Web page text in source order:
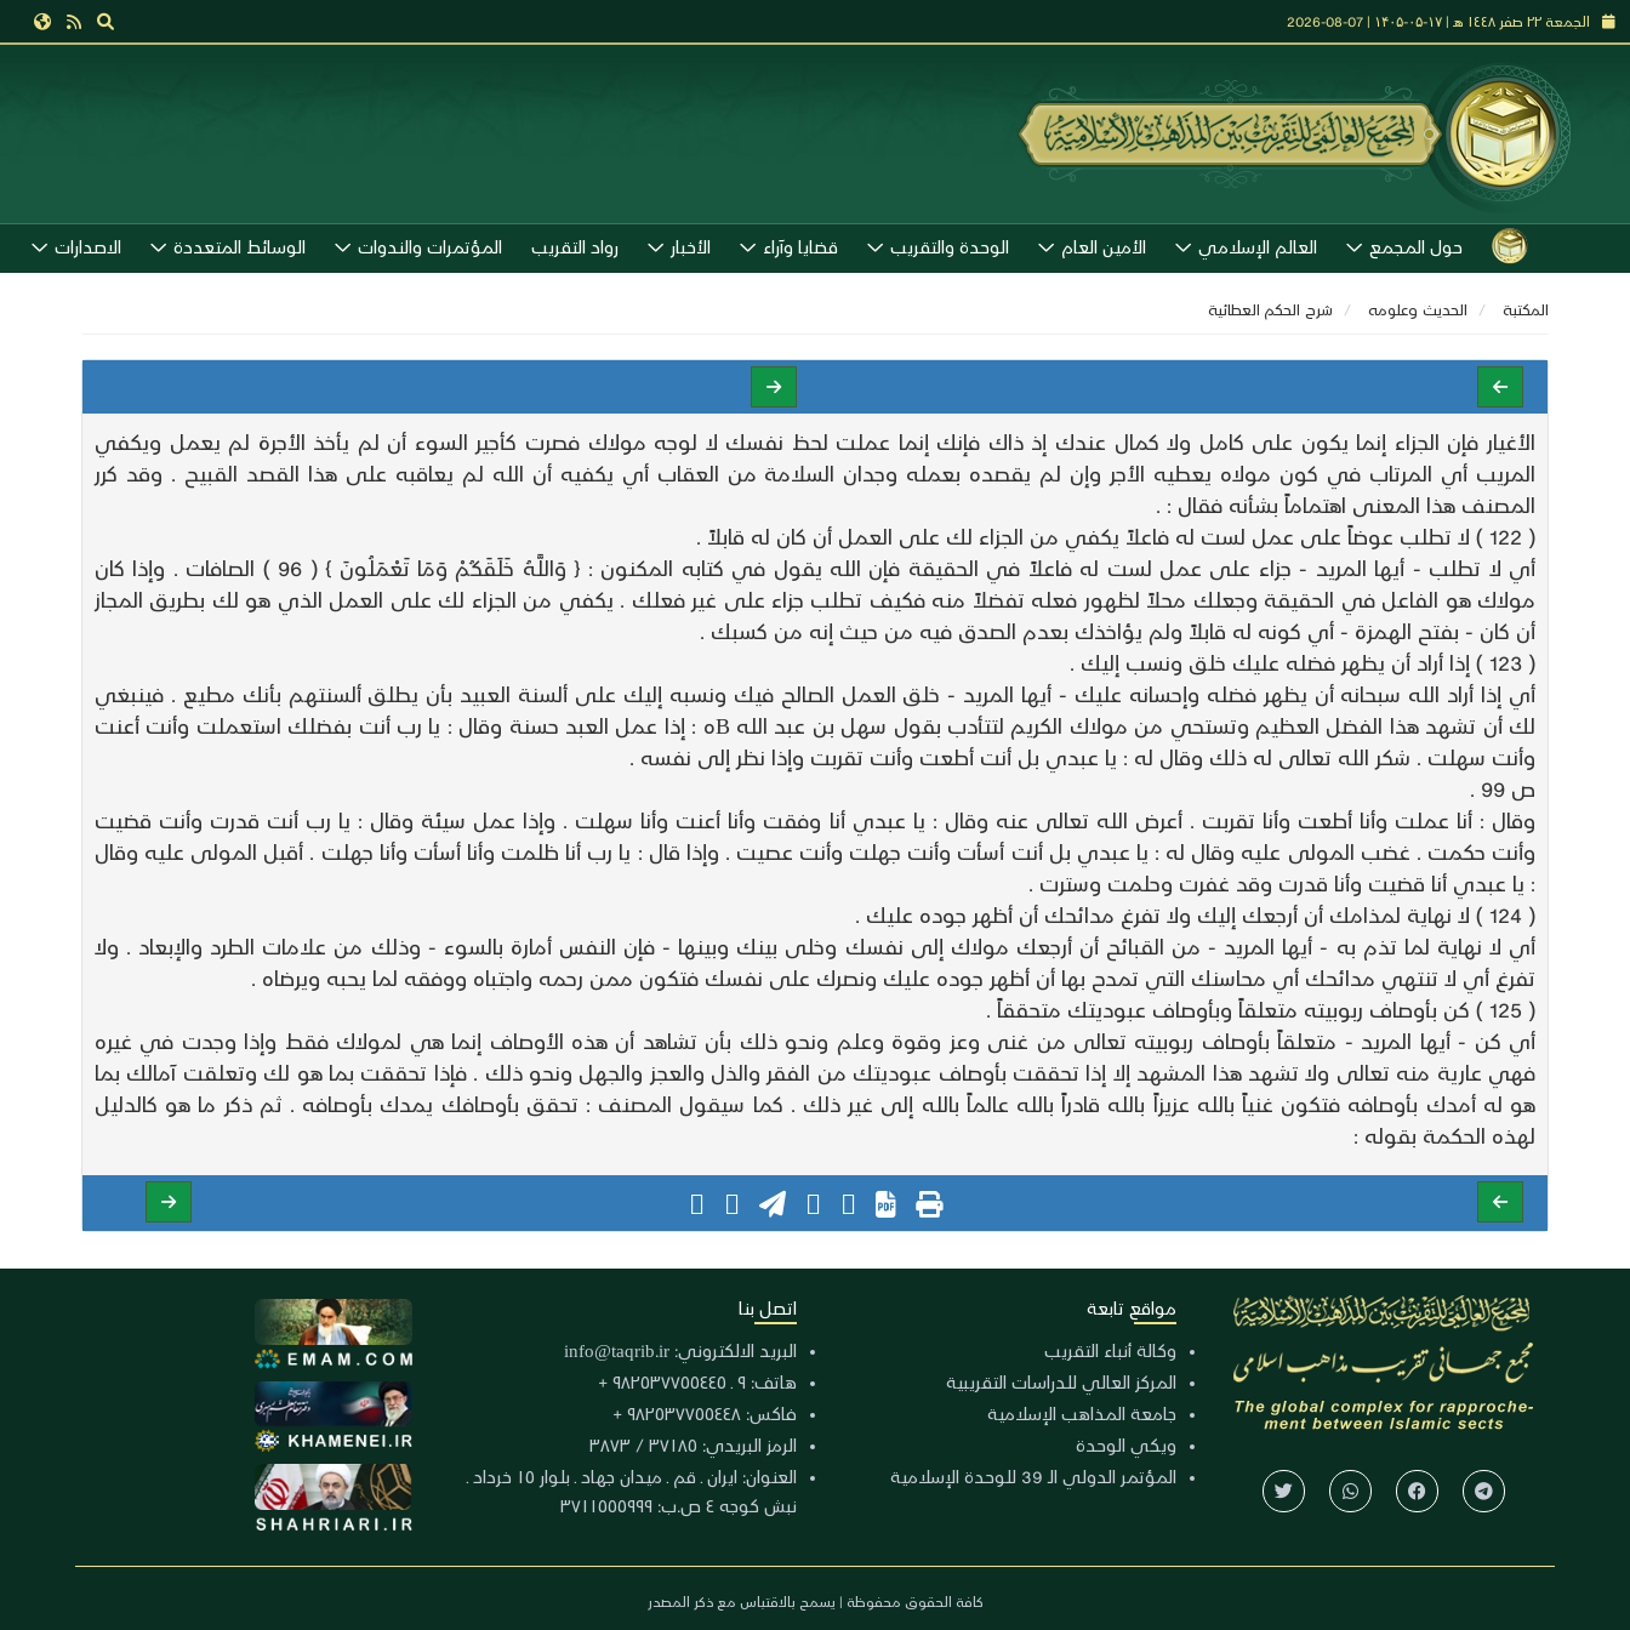
الجمعة ٢٢ صفر ١٤٤٨ هـ | ۱۷-۰۵-۱۴۰۵ | 07-08-2026
حول المجمع العالم الإسلامي الأمين العام الوحدة والتقريب قضايا وآراء الأخبار رواد التقريب المؤتمرات والندوات الوسائط المتعددة الاصدارات
المكتبة الحديث وعلومه شرح الحكم العطائية
الأغيار فإن الجزاء إنما يكون على كامل ولا كمال عندك إذ ذاك فإنك إنما عملت لحظ نفسك لا لوجه مولاك فصرت كأجير السوء أن لم يأخذ الأجرة لم يعمل ويكفي
المريب أي المرتاب في كون مولاه يعطيه الأجر وإن لم يقصده بعمله وجدان السلامة من العقاب أي يكفيه أن الله لم يعاقبه على هذا القصد القبيح . وقد كرر
المصنف هذا المعنى اهتماماً بشأنه فقال : .
( 122 ) لا تطلب عوضاً على عمل لست له فاعلاً يكفي من الجزاء لك على العمل أن كان له قابلاً .
أي لا تطلب - أيها المريد - جزاء على عمل لست له فاعلاً في الحقيقة فإن الله يقول في كتابه المكنون : { وَاللَّهُ خَلَقَكُمْ وَمَا تَعْمَلُونَ } ( 96 ) الصافات . وإذا كان
مولاك هو الفاعل في الحقيقة وجعلك محلاً لظهور فعله تفضلاً منه فكيف تطلب جزاء على غير فعلك . يكفي من الجزاء لك على العمل الذي هو لك بطريق المجاز
أن كان - بفتح الهمزة - أي كونه له قابلاً ولم يؤاخذك بعدم الصدق فيه من حيث إنه من كسبك .
( 123 ) إذا أراد أن يظهر فضله عليك خلق ونسب إليك .
أي إذا أراد الله سبحانه أن يظهر فضله وإحسانه عليك - أيها المريد - خلق العمل الصالح فيك ونسبه إليك على ألسنة العبيد بأن يطلق ألسنتهم بأنك مطيع . فينبغي
لك أن تشهد هذا الفضل العظيم وتستحي من مولاك الكريم لتتأدب بقول سهل بن عبد الله Bه : إذا عمل العبد حسنة وقال : يا رب أنت بفضلك استعملت وأنت أعنت
وأنت سهلت . شكر الله تعالى له ذلك وقال له : يا عبدي بل أنت أطعت وأنت تقربت وإذا نظر إلى نفسه .
ص 99 .
وقال : أنا عملت وأنا أطعت وأنا تقربت . أعرض الله تعالى عنه وقال : يا عبدي أنا وفقت وأنا أعنت وأنا سهلت . وإذا عمل سيئة وقال : يا رب أنت قدرت وأنت قضيت
وأنت حكمت . غضب المولى عليه وقال له : يا عبدي بل أنت أسأت وأنت جهلت وأنت عصيت . وإذا قال : يا رب أنا ظلمت وأنا أسأت وأنا جهلت . أقبل المولى عليه وقال
: يا عبدي أنا قضيت وأنا قدرت وقد غفرت وحلمت وسترت .
( 124 ) لا نهاية لمذامك أن أرجعك إليك ولا تفرغ مدائحك أن أظهر جوده عليك .
أي لا نهاية لما تذم به - أيها المريد - من القبائح أن أرجعك مولاك إلى نفسك وخلى بينك وبينها - فإن النفس أمارة بالسوء - وذلك من علامات الطرد والإبعاد . ولا
تفرغ أي لا تنتهي مدائحك أي محاسنك التي تمدح بها أن أظهر جوده عليك ونصرك على نفسك فتكون ممن رحمه واجتباه ووفقه لما يحبه ويرضاه .
( 125 ) كن بأوصاف ربوبيته متعلقاً وبأوصاف عبوديتك متحققاً .
أي كن - أيها المريد - متعلقاً بأوصاف ربوبيته تعالى من غنى وعز وقوة وعلم ونحو ذلك بأن تشاهد أن هذه الأوصاف إنما هي لمولاك فقط وإذا وجدت في غيره
فهي عارية منه تعالى ولا تشهد هذا المشهد إلا إذا تحققت بأوصاف عبوديتك من الفقر والذل والعجز والجهل ونحو ذلك . فإذا تحققت بما هو لك وتعلقت آمالك بما
هو له أمدك بأوصافه فتكون غنياً بالله عزيزاً بالله قادراً بالله عالماً بالله إلى غير ذلك . كما سيقول المصنف : تحقق بأوصافك يمدك بأوصافه . ثم ذكر ما هو كالدليل
لهذه الحكمة بقوله :
مواقع تابعة
وكالة أنباء التقريب
المركز العالي للدراسات التقريبية
جامعة المذاهب الإسلامية
ويكي الوحدة
المؤتمر الدولي الـ 39 للوحدة الإسلامية
اتصل بنا
البريد الالكتروني: info@taqrib.ir
هاتف: ٩ ـ ٩٨٢٥٣٧٧٥٥٤٤٥ +
فاكس: ٩٨٢٥٣٧٧٥٥٤٤٨ +
الرمز البريدي: ٣٧١٨٥ / ٣٨٧٣
العنوان: ايران ـ قم ـ ميدان جهاد ـ بلوار ١٥ خرداد ـ
نبش كوجه ٤ ص.ب: ٣٧١١٥٥٥٩٩٩
كافة الحقوق محفوظة | يسمح بالاقتباس مع ذكر المصدر